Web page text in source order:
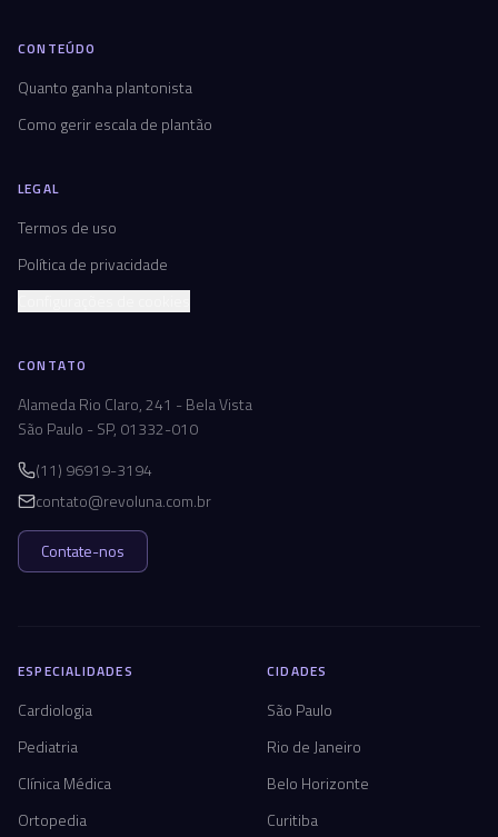
CONTEÚDO
Quanto ganha plantonista
Como gerir escala de plantão
LEGAL
Termos de uso
Política de privacidade
CONTATO
Alameda Rio Claro, 241 - Bela Vista
São Paulo - SP, 01332-010
(11) 96919-3194
contato@revoluna.com.br
Contate-nos
ESPECIALIDADES
Cardiologia
Pediatria
Clínica Médica
Ortopedia
CIDADES
São Paulo
Rio de Janeiro
Belo Horizonte
Curitiba